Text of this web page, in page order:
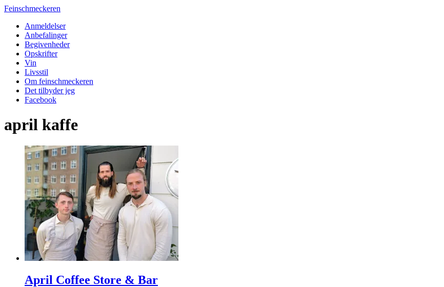
Feinschmeckeren
Anmeldelser
Anbefalinger
Begivenheder
Opskrifter
Vin
Livsstil
Om feinschmeckeren
Det tilbyder jeg
Facebook
april kaffe
April Coffee Store & Bar